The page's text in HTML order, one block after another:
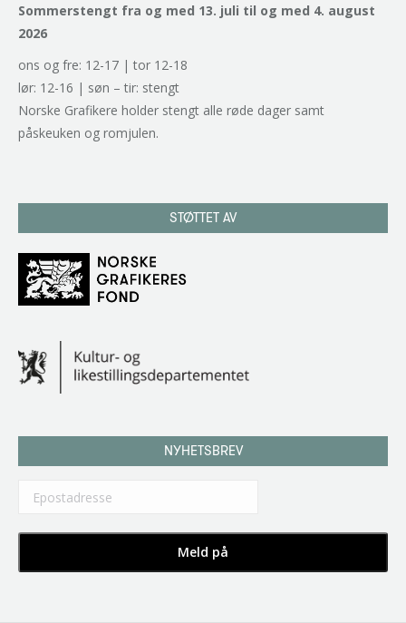
Sommerstengt fra og med 13. juli til og med 4. august
2026
ons og fre: 12-17 | tor 12-18
lør: 12-16 | søn – tir: stengt
Norske Grafikere holder stengt alle røde dager samt
påskeuken og romjulen.
STØTTET AV
NYHETSBREV